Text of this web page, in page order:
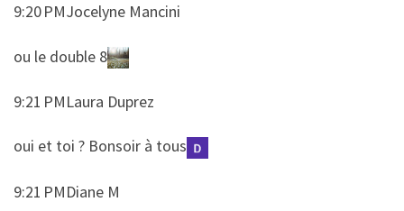
9:20 PMJocelyne Mancini
​​ou le double 8
9:21 PMLaura Duprez
​​oui et toi ? Bonsoir à tous
9:21 PMDiane M